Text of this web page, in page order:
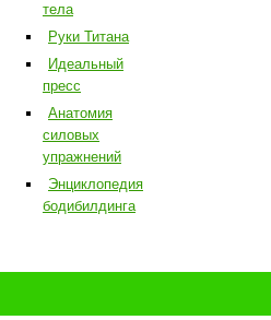
тела
Руки Титана
Идеальный
пресс
Анатомия
силовых
упражнений
Энциклопедия
бодибилдинга